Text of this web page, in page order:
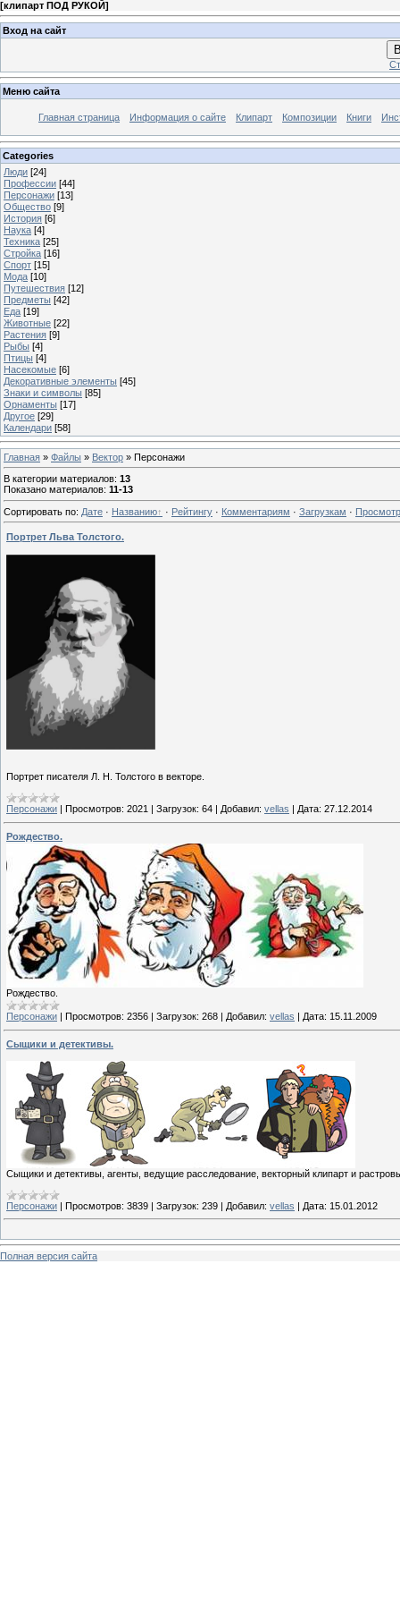
[клипарт ПОД РУКОЙ]
Вход на сайт
Меню сайта
Главная страница Информация о сайте Клипарт Композиции Книги
Categories
Люди [24]
Профессии [44]
Персонажи [13]
Общество [9]
История [6]
Наука [4]
Техника [25]
Стройка [16]
Спорт [15]
Мода [10]
Путешествия [12]
Предметы [42]
Еда [19]
Животные [22]
Растения [9]
Рыбы [4]
Птицы [4]
Насекомые [6]
Декоративные элементы [45]
Знаки и символы [85]
Орнаменты [17]
Другое [29]
Календари [58]
Главная » Файлы » Вектор » Персонажи
В категории материалов: 13
Показано материалов: 11-13
Сортировать по: Дате · Названию · Рейтингу · Комментариям · Загрузкам ·
Портрет Льва Толстого.
Портрет писателя Л. Н. Толстого в векторе.
Персонажи Просмотров: 2021 Загрузок: 64 Добавил: vellas Дата: 27.12.2014
Рождество.
Рождество.
Персонажи Просмотров: 2356 Загрузок: 268 Добавил: vellas Дата: 15.11.2009
Сыщики и детективы.
Сыщики и детективы, агенты, ведущие расследование, векторный клипарт и
Персонажи Просмотров: 3839 Загрузок: 239 Добавил: vellas Дата: 15.01.2012
Полная версия сайта